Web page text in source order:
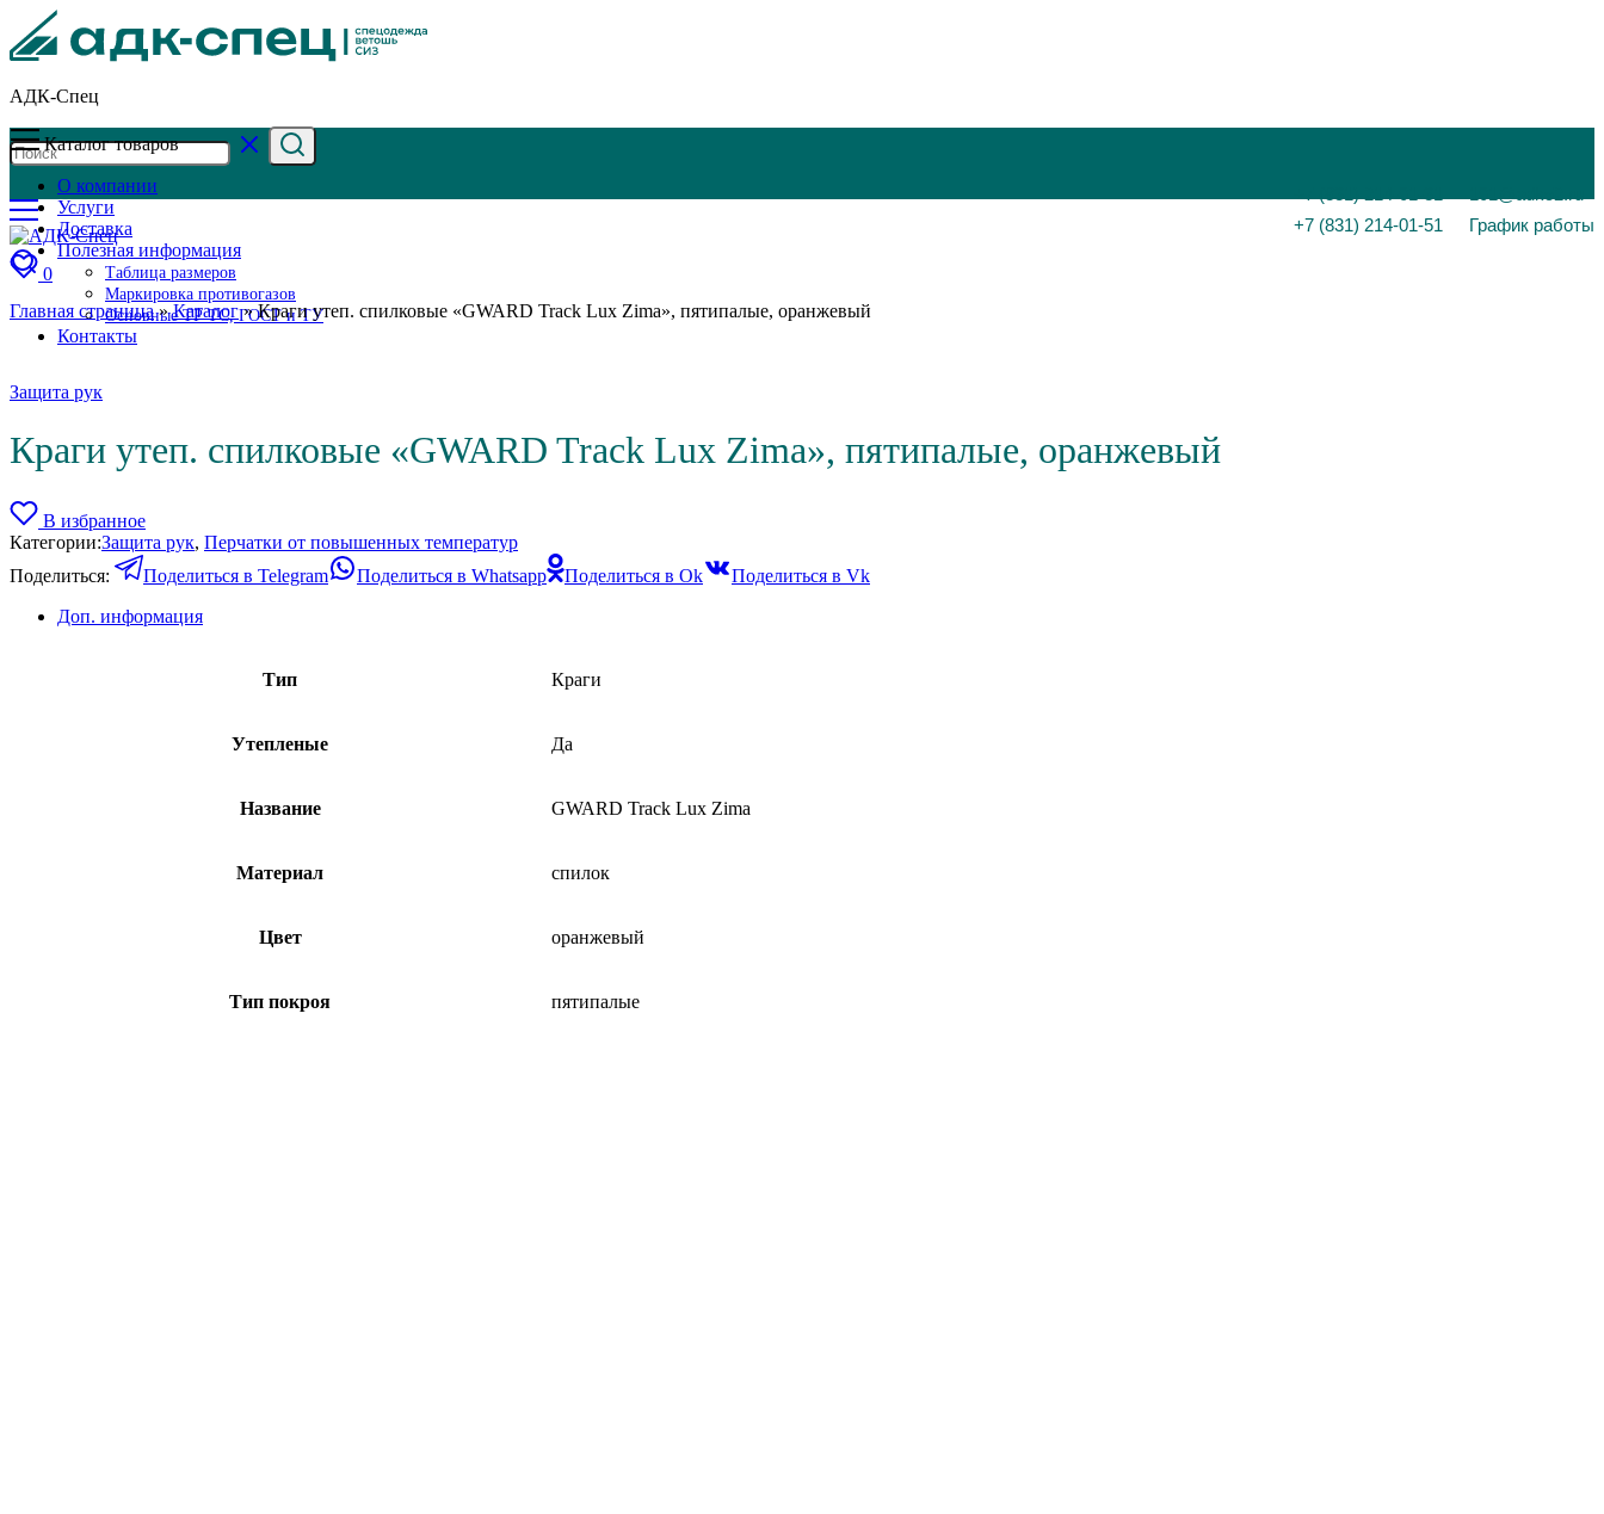
АДК-Спец
+7 (831) 214-01-51
График работы
0
Каталог товаров
О компании
Услуги
Доставка
Полезная информация
Таблица размеров
Маркировка противогазов
Основные ТР ТС, ГОСТ и ТУ
Контакты
Главная страница»Каталог»Краги утеп. спилковые «GWARD Track Lux Zima», пятипалые, оранжевый
Защита рук
Краги утеп. спилковые «GWARD Track Lux Zima», пятипалые, оранжевый
В избранное
Категории:Защита рук, Перчатки от повышенных температур
Поделиться:
Поделиться в Telegram Поделиться в Whatsapp Поделиться в Ok
Поделиться в Vk
Доп. информация
Тип Краги
Утепленые Да
Название GWARD Track Lux Zima
Материал спилок
Цвет оранжевый
Тип покроя пятипалые